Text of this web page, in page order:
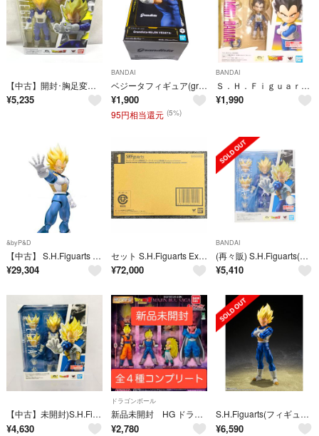
【中古】開封･胸足変色)S.H.Figuarts スーパーサイヤ人ベジータ[91][240091401625]
¥5,235
BANDAI
ベジータフィギュア(grandista魔人ベジータ)
¥1,900
95円相当還元 (5%)
BANDAI
Ｓ．Ｈ．Ｆｉｇｕａｒｔｓ ベジータ−ＤＡＩＭＡ−
¥1,990
&byP&D
【中古】 S.H.Figuarts スーパーサイヤ人ベジータ 全高約14cm ABS&PVC&POM製 フィギュア
¥29,304
セット S.H.Figuarts Exclusive Edition SDCC
¥72,000
BANDAI
(再々販) S.H.Figuarts(フィギュアーツ) スーパーサイヤ人ベジータ-目覚めるスーパーサイヤ人の血- ドラゴンボールZ 完成品 可動フィギュア バンダイスピリッツ
¥5,410
【中古】未開封)S.H.Figuarts スーパーサイヤ人ベジータ 目覚める超サイヤ人の血[22][240069225132]
¥4,630
ドラゴンボール
新品未開封 HG ドラゴンボール 04 MAJIN BUU SAGA フィギュア
¥2,780
S.H.Figuarts(フィギュアーツ) 超サイヤ人ベジータ-危険なプライド- ドラゴンボールZ 完成品 可動フィギュア バンダイスピリッツ
¥6,590